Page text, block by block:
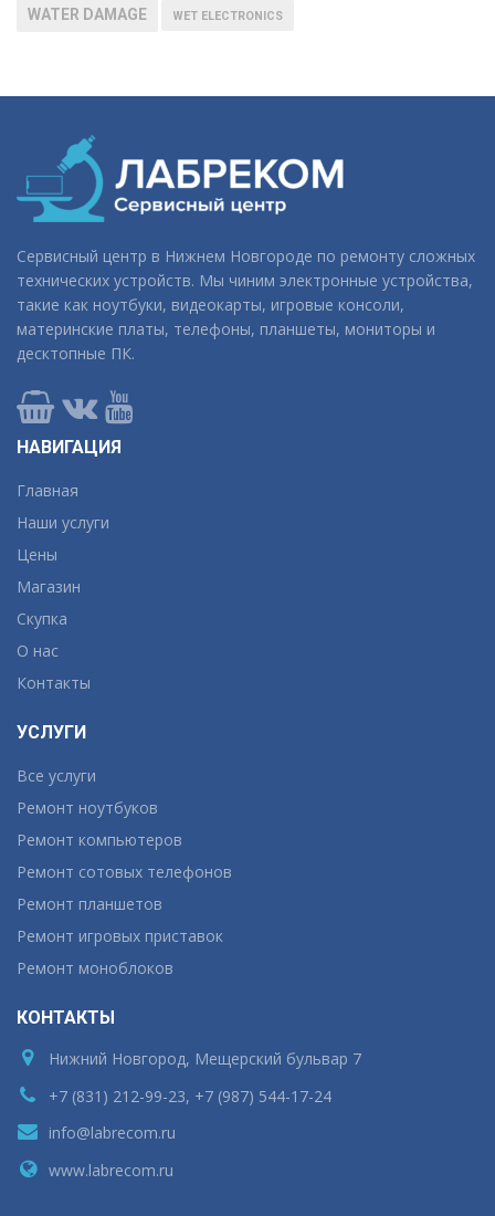
WATER DAMAGE WET ELECTRONICS
Сервисный центр в Нижнем Новгороде по ремонту сложных
технических устройств. Мы чиним электронные устройства,
такие как ноутбуки, видеокарты, игровые консоли,
материнские платы, телефоны, планшеты, мониторы и
десктопные ПК.
НАВИГАЦИЯ
Главная
Наши услуги
Цены
Магазин
Скупка
О нас
Контакты
УСЛУГИ
Все услуги
Ремонт ноутбуков
Ремонт компьютеров
Ремонт сотовых телефонов
Ремонт планшетов
Ремонт игровых приставок
Ремонт моноблоков
КОНТАКТЫ
Нижний Новгород, Мещерский бульвар 7
+7 (831) 212-99-23, +7 (987) 544-17-24
info@labrecom.ru
www.labrecom.ru